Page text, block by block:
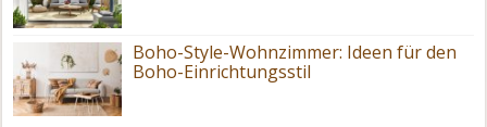
Boho-Style-Wohnzimmer: Ideen für den
Boho-Einrichtungsstil